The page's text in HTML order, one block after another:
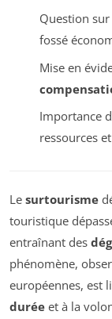
Question
fossé
Mise en
Importance
ressources
Le surtourisme
touristique
entraînant des
phénomène,
européennes, est
durée et à la